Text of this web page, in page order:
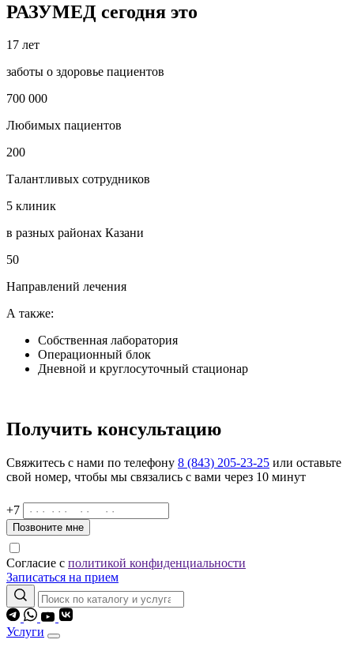
РАЗУМЕД сегодня это
17 лет
заботы о здоровье пациентов
700 000
Любимых пациентов
200
Талантливых сотрудников
5 клиник
в разных районах Казани
50
Направлений лечения
А также:
Собственная лаборатория
Операционный блок
Дневной и круглосуточный стационар
Получить консультацию
Свяжитесь с нами по телефону 8 (843) 205-23-25 или оставьте
свой номер, чтобы мы связались с вами через 10 минут
+7
Позвоните мне
Согласие с политикой конфиденциальности
Записаться на прием
Услуги